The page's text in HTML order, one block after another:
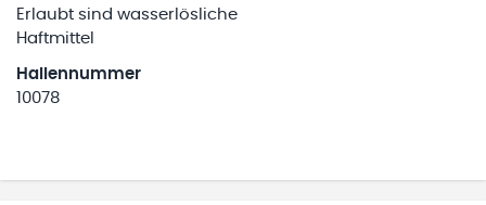
Erlaubt sind wasserlösliche
Haftmittel
Hallennummer
10078